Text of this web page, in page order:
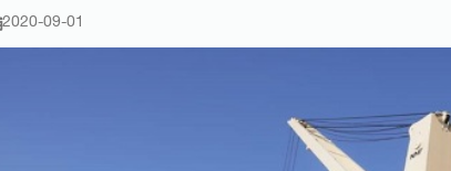
2020-09-01